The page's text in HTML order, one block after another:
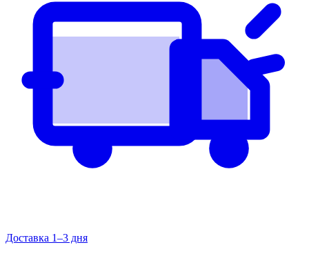
Доставка 1–3 дня